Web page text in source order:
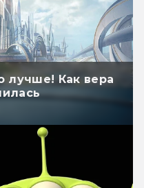
лучше! Как вера